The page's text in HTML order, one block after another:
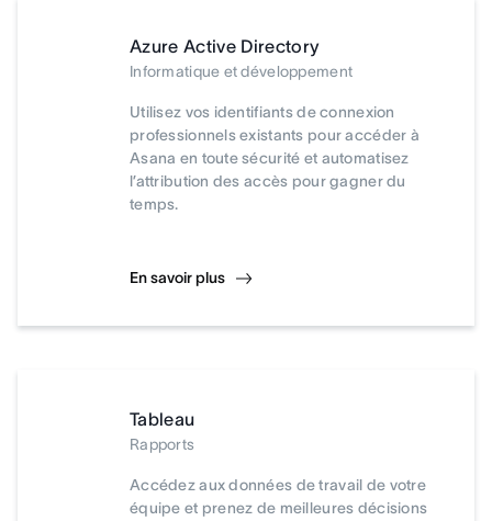
Azure Active Directory
Informatique et développement
Utilisez vos identifiants de connexion
professionnels existants pour accéder à
Asana en toute sécurité et automatisez
l’attribution des accès pour gagner du
temps.
En savoir plus
Tableau
Rapports
Accédez aux données de travail de votre
équipe et prenez de meilleures décisions